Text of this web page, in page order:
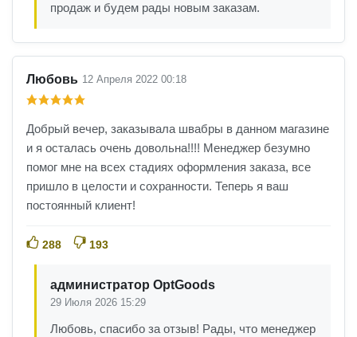
продаж и будем рады новым заказам.
Любовь 12 Апреля 2022 00:18
Добрый вечер, заказывала швабры в данном магазине
и я осталась очень довольна!!!! Менеджер безумно
помог мне на всех стадиях оформления заказа, все
пришло в целости и сохранности. Теперь я ваш
постоянный клиент!
288 193
администратор OptGoods
29 Июля 2026 15:29
Любовь, спасибо за отзыв! Рады, что менеджер